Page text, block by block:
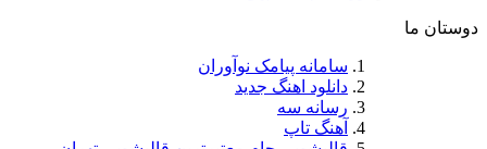
دوستان ما
سامانه پیامک نوآوران
دانلود اهنگ جدید
رسانه سه
آهنگ تاپ